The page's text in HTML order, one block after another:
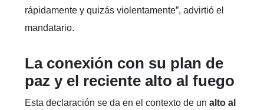
rápidamente y quizás violentamente”, advirtió el
mandatario.
La conexión con su plan de
paz y el reciente alto al fuego
Esta declaración se da en el contexto de un alto al